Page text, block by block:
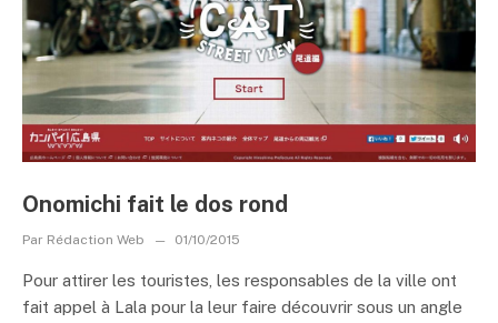
Onomichi fait le dos rond
Par Rédaction Web 01/10/2015
Pour attirer les touristes, les responsables de la ville ont
fait appel à Lala pour la leur faire découvrir sous un angle